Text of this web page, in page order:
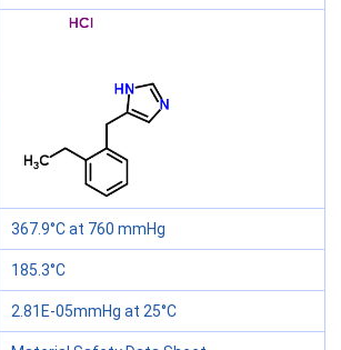
367.9°C at 760 mmHg
185.3°C
2.81E-05mmHg at 25°C